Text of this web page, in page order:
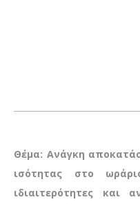
Θέμα: Ανάγκη
ισότητας στο
ιδιαιτερότητες και